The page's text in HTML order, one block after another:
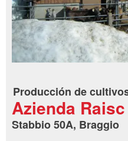
Producción de
Azienda Raisc
Stabbio 50A, Braggio